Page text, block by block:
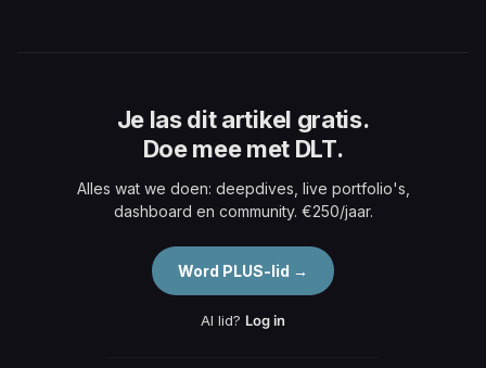
Je las dit artikel gratis.
Doe mee met DLT.
Alles wat we doen: deepdives, live portfolio's,
dashboard en community. €250/jaar.
Word PLUS-lid →
Al lid? Log in